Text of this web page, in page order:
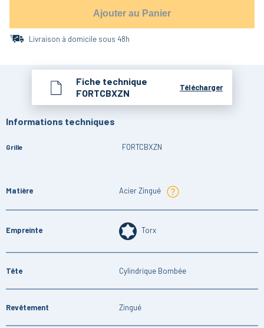
Ajouter au Panier
Livraison à domicile sous 48h
Fiche technique
FORTCBXZN
Télécharger
Informations techniques
Grille FORTCBXZN
Matière Acier Zingué
Empreinte Torx
Tête Cylindrique Bombée
Revêtement Zingué